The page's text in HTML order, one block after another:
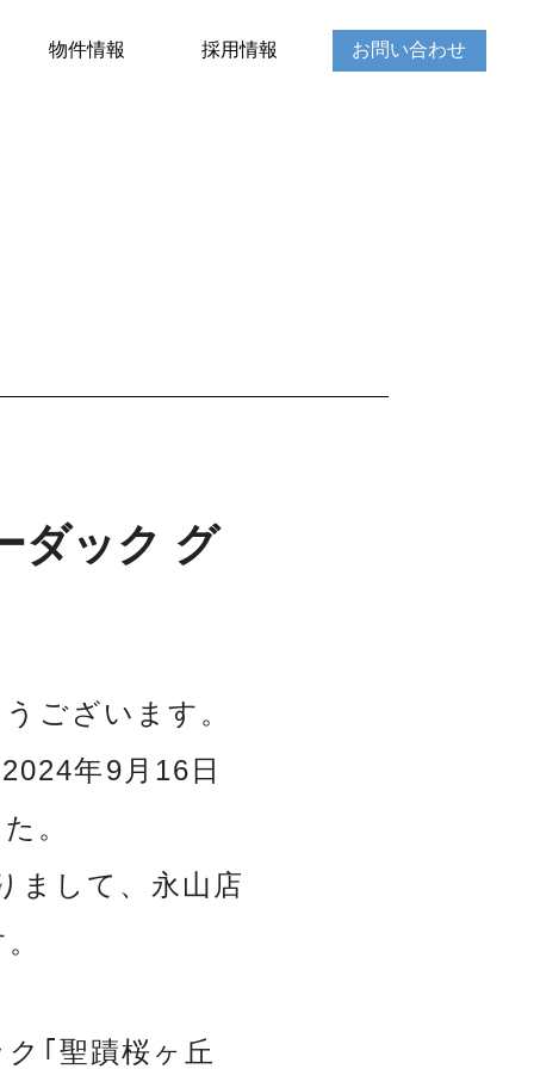
物件情報 採用情報 お問い合わせ
ダック グ
ございます。
年9月16日
。
まして、永山店
｢聖蹟桜ヶ丘